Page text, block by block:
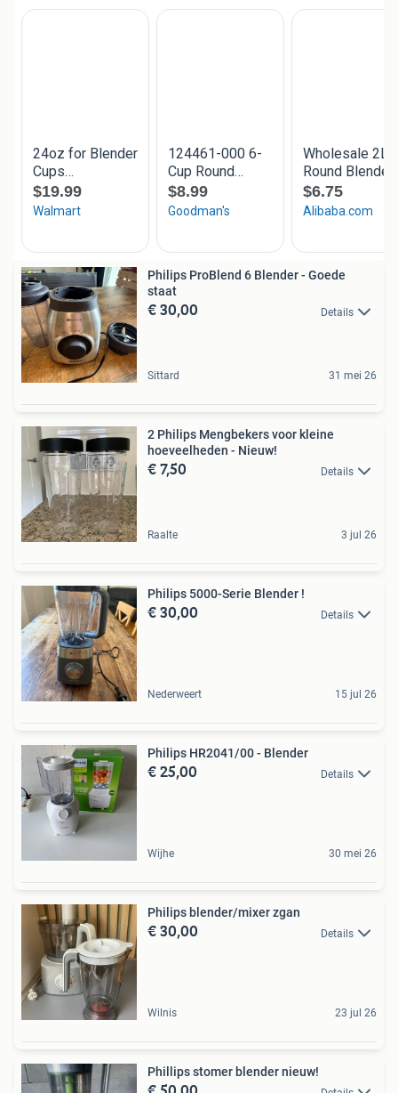
Philips ProBlend 6 Blender - Goede
staat
€ 30,00 Details
Sittard 31 mei 26
2 Philips Mengbekers voor kleine
hoeveelheden - Nieuw!
€ 7,50 Details
Raalte 3 jul 26
Philips 5000-Serie Blender !
€ 30,00 Details
Nederweert 15 jul 26
Philips HR2041/00 - Blender
€ 25,00 Details
Wijhe 30 mei 26
Philips blender/mixer zgan
€ 30,00 Details
Wilnis 23 jul 26
Phillips stomer blender nieuw!